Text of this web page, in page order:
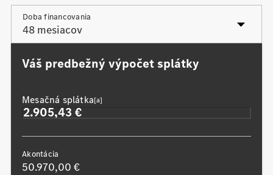
Posledná navýšená splátka
Doba financovania
Váš predbežný výpočet splátky
Mesačná splátka[a]
Akontácia
50.970,00 €